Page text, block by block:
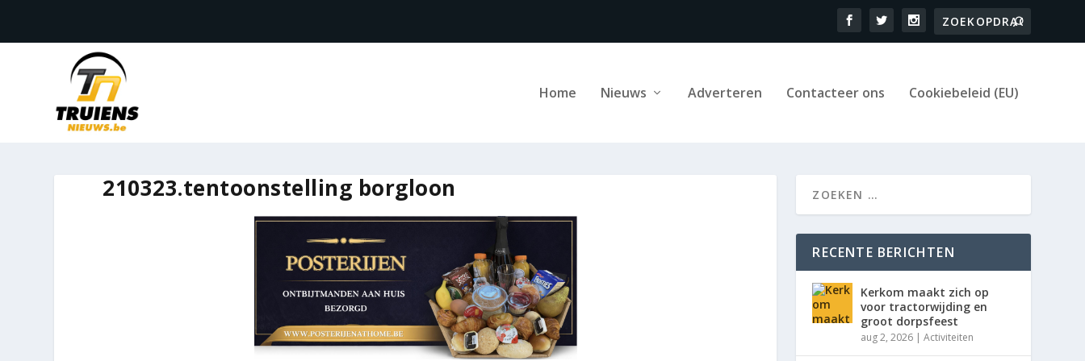
Home Nieuws Adverteren Contacteer ons Cookiebeleid (EU)
210323.tentoonstelling borgloon
RECENTE BERICHTEN
Kerkom maakt zich op
voor tractorwijding en
groot dorpsfeest
aug 2, 2026 |Activiteiten